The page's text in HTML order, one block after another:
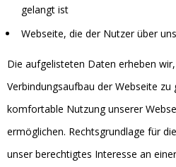
gelangt ist
Webseite, die der Nutzer über
Die aufgelisteten Daten erheben
Verbindungsaufbau der Webseite zu
komfortable Nutzung unserer
ermöglichen. Rechtsgrundlage für
unser berechtigtes Interesse an